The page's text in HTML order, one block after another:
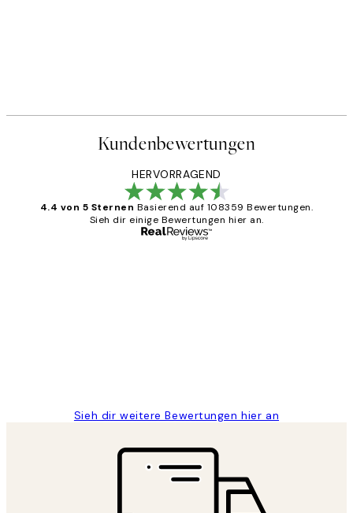
Kundenbewertungen
HERVORRAGEND
4.4 von 5 Sternen Basierend auf 108359 Bewertungen.
Sieh dir einige Bewertungen hier an.
Sieh dir weitere Bewertungen hier an